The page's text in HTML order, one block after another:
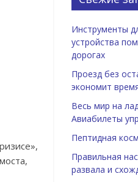
Инструменты
устройства
дорогах
Проезд без
экономит
Весь мир на
Авиабилеты
Пептидная
Правильная
развала и